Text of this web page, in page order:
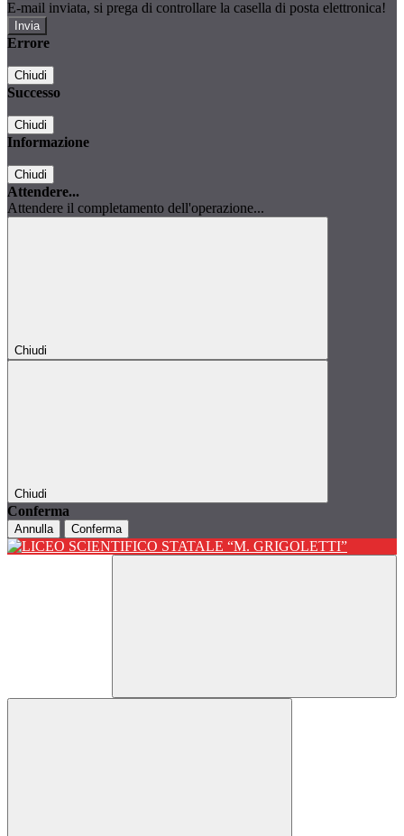
E-mail inviata, si prega di controllare la casella di posta elettronica!
Errore
Chiudi
Successo
Chiudi
Informazione
Chiudi
Attendere...
Attendere il completamento dell'operazione...
Chiudi
Chiudi
Conferma
Annulla Conferma